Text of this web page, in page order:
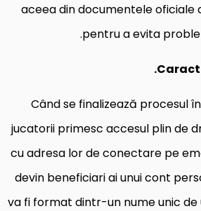
aceea din documentele oficiale
pentru a evita
Când se finalizează procesul
jucatorii primesc accesul plin de
cu adresa lor de conectare pe
devin beneficiari ai unui cont
va fi format dintr-un nume unic de